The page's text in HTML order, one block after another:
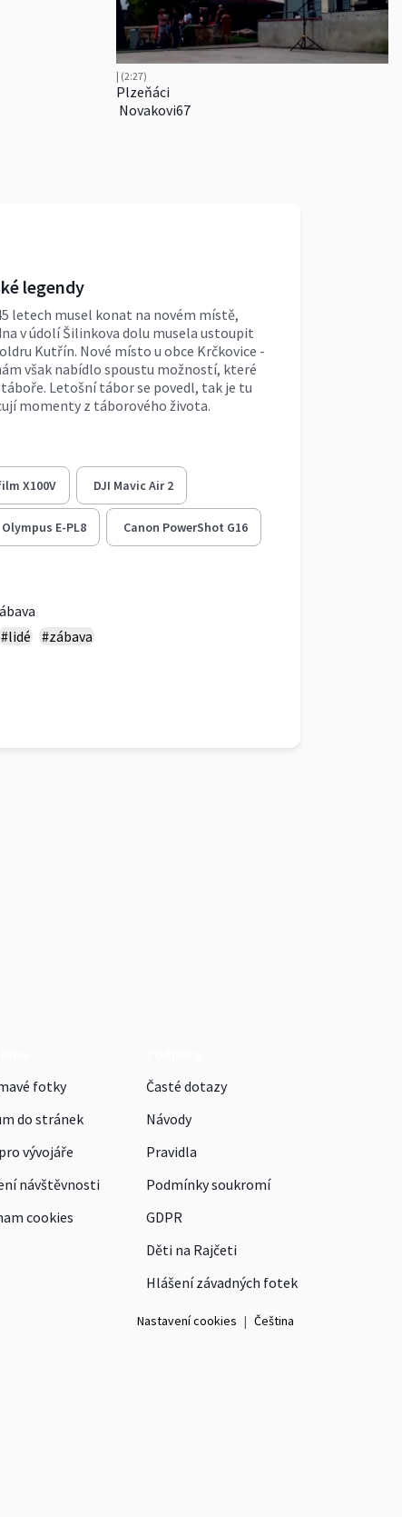
| (2:27)
Plzeňáci
Novakovi67
legendy
letech musel konat na novém místě,
v údolí Šilinkova dolu musela ustoupit
Kutřín. Nové místo u obce Krčkovice -
však nabídlo spoustu možností, které
Letošní tábor se povedl, tak je tu
momenty z táborového života.
X100V DJI Mavic Air 2
Olympus E-PL8 Canon PowerShot G16
#lidé #zábava
fotky
do stránek
vývojáře
návštěvnosti
cookies
Časté dotazy
Návody
Pravidla
Podmínky soukromí
GDPR
Děti na Rajčeti
Hlášení závadných fotek
Nastavení cookies | Čeština